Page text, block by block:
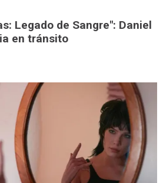
Legado de Sangre": Daniel
en tránsito